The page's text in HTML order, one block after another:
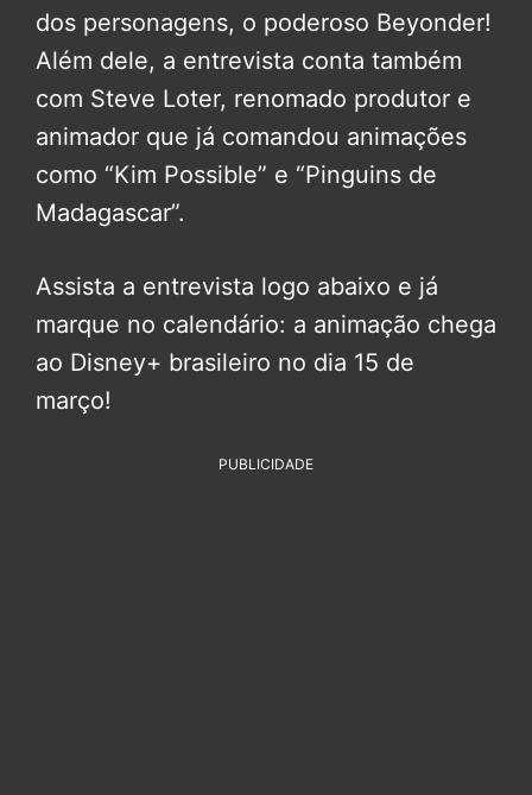
dos personagens, o poderoso Beyonder!
Além dele, a entrevista conta também
com Steve Loter, renomado produtor e
animador que já comandou animações
como “Kim Possible” e “Pinguins de
Madagascar”.
Assista a entrevista logo abaixo e já
marque no calendário: a animação chega
ao Disney+ brasileiro no dia 15 de
março!
PUBLICIDADE